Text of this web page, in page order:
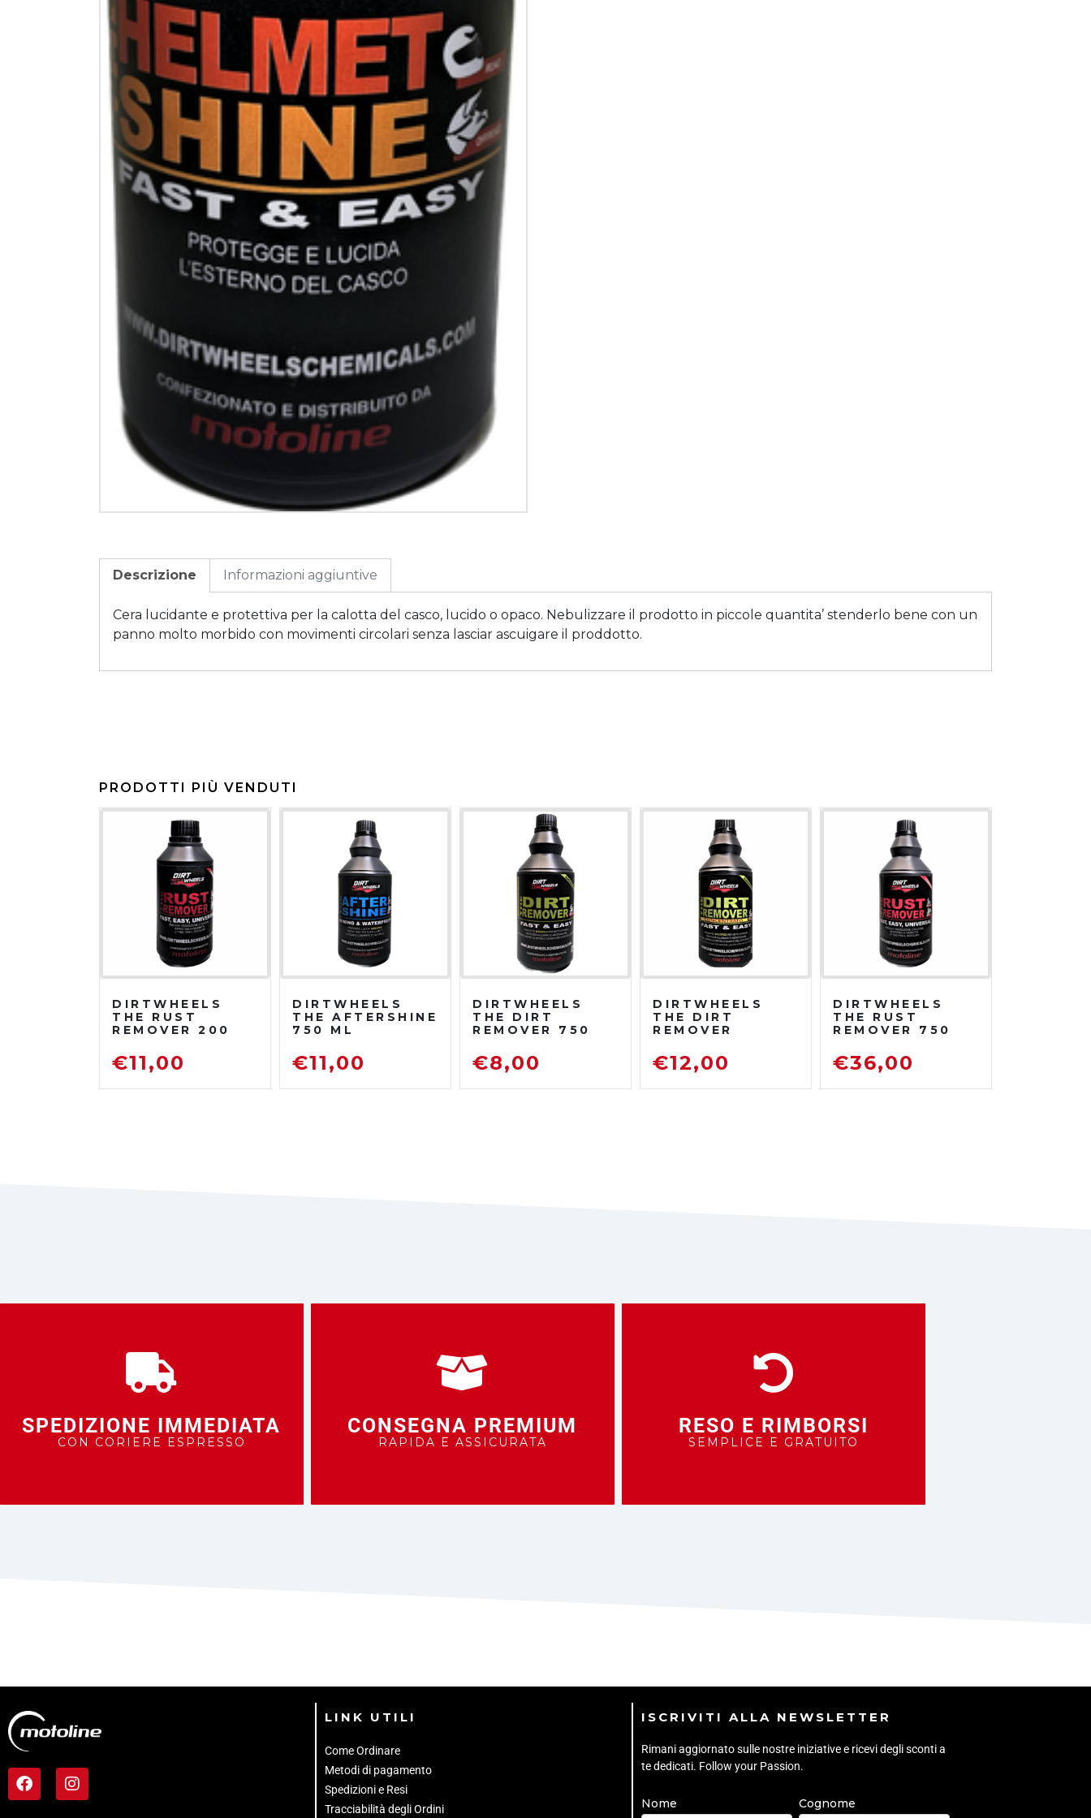
Descrizione Informazioni aggiuntive
Cera lucidante e protettiva per la calotta del casco, lucido o opaco. Nebulizzare il prodotto in piccole quantita’ stenderlo bene con un
panno molto morbido con movimenti circolari senza lasciar ascuigare il proddotto.
PRODOTTI PIÙ VENDUTI
DIRTWHEELS
THE RUST
REMOVER 200
DISOSSIDANTE
RIMUOVI
€11,00
DIRTWHEELS
THE AFTERSHINE
750 ML
LUCIDANTE
€11,00
DIRTWHEELS
THE DIRT
REMOVER 750
SGRASSATORE
DETERGENTE
€8,00
DIRTWHEELS
THE DIRT
REMOVER
750 ML
SGRASSATORE
€12,00
DIRTWHEELS
THE RUST
REMOVER 750
DISOSSIDANTE
RIMUOVI
€36,00
SPEDIZIONE IMMEDIATA
CON CORIERE ESPRESSO
CONSEGNA PREMIUM
RAPIDA E ASSICURATA
RESO E RIMBORSI
SEMPLICE E GRATUITO
LINK UTILI
Come Ordinare
Metodi di pagamento
Spedizioni e Resi
Tracciabilità degli Ordini
ISCRIVITI ALLA NEWSLETTER
Rimani aggiornato sulle nostre iniziative e ricevi degli sconti a
te dedicati. Follow your Passion.
Nome Cognome